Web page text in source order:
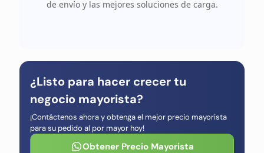
de envío y las mejores soluciones de carga.
¿Listo para hacer crecer tu
negocio mayorista?
¡Contáctenos ahora y obtenga el mejor precio mayorista
para su pedido al por mayor hoy!
Obtener Precio Mayorista